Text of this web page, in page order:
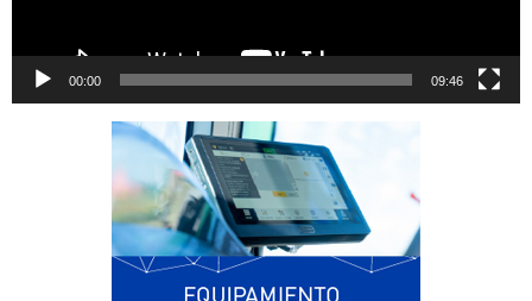
00:00 09:46